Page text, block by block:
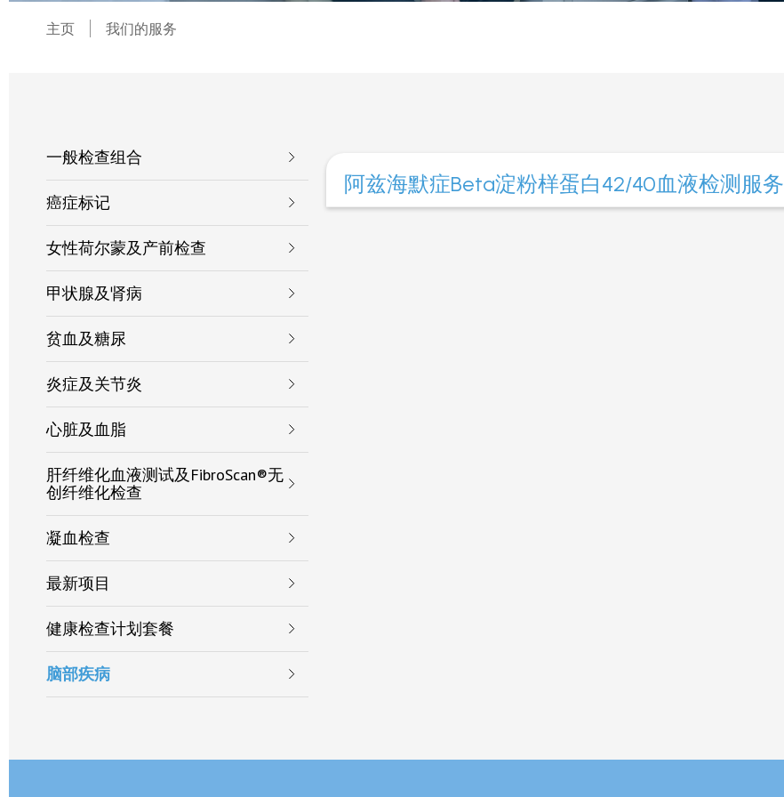
主页 我们的服务
一般检查组合
癌症标记
女性荷尔蒙及产前检查
甲状腺及肾病
贫血及糖尿
炎症及关节炎
心脏及血脂
肝纤维化血液测试及FibroScan®无
创纤维化检查
凝血检查
最新项目
健康检查计划套餐
脑部疾病
阿兹海默症Beta淀粉样蛋白42/40血液检测服务